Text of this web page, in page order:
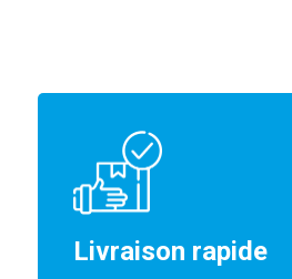
Livraison rapide